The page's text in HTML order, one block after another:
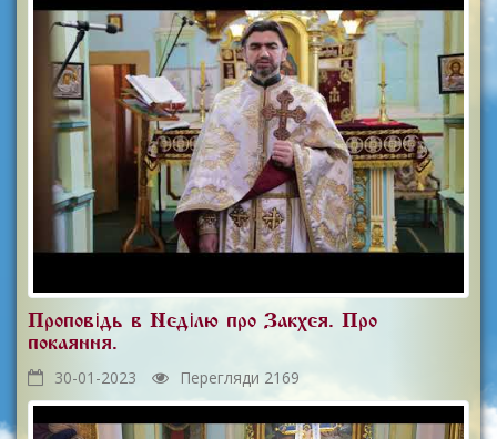
Проповідь в Неділю про Закхея. Про
покаяння.
30-01-2023 Перегляди 2169